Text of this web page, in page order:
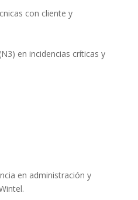
con cliente y
en incidencias críticas y
en administración y